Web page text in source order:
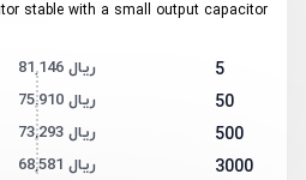
stable with a small output capacitor
5 81,146 ریال
50 75,910 ریال
500 73,293 ریال
3000 68,581 ریال